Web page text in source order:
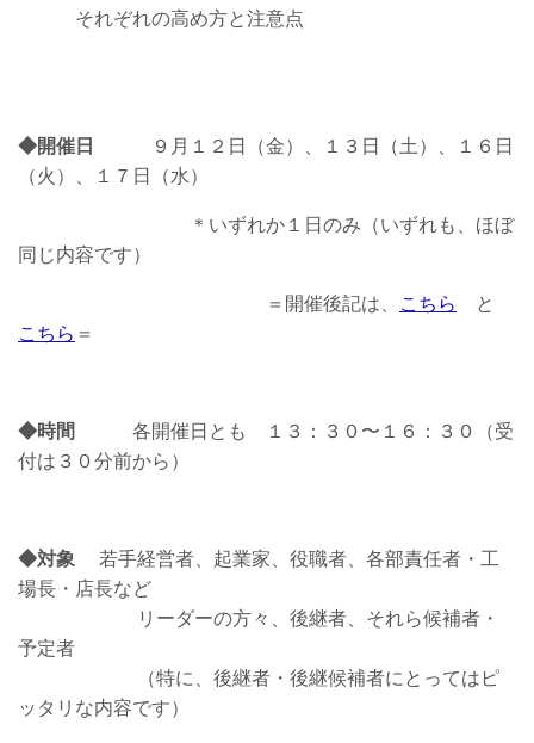
それぞれの高め方と注意点
◆開催日
９月１２日（金）、１３日（土）、１６日
（火）、１７日（水）
＊いずれか１日のみ（いずれも、ほぼ
同じ内容です）
＝開催後記は、 こちら
と
こちら ＝
◆時間
各開催日とも １３：３０〜１６：３０（受
付は３０分前から）
◆対象 若手経営者、起業家、役職者、各部責任者・工
場長・店長など
リーダーの方々、後継者、それら候補者・
予定者
（特に、後継者・後継候補者にとってはピ
ッタリな内容です）